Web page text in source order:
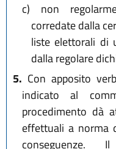
c) non
corredate dalla
liste elettorali di
dalla regolare
5. Con apposito
indicato al
procedimento dà
effettuali a norma
conseguenze.